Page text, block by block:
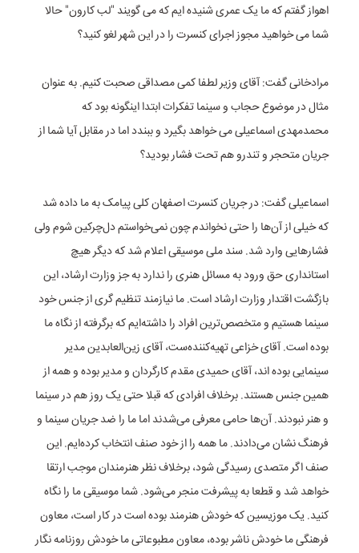
اهواز گفتم که ما یک عمری شنیده ایم که می گویند "لب کارون" حالا
شما می خواهید مجوز اجرای کنسرت را در این شهر لغو کنید؟
مرادخانی گفت: آقای وزیر لطفا کمی مصداقی صحبت کنیم. به عنوان
مثال در موضوع حجاب و سینما تفکرات ابتدا اینگونه بود که
محمدمهدی اسماعیلی می خواهد بگیرد و ببندد اما در مقابل آیا شما از
جریان متحجر و تندرو هم تحت فشار بودید؟
اسماعیلی گفت: در جریان کنسرت اصفهان کلی پیامک به ما داده شد
که خیلی از آن‌ها را حتی نخواندم چون نمی‌خواستم دل‌چرکین شوم ولی
فشارهایی وارد شد. سند ملی موسیقی اعلام شد که دیگر هیچ
استانداری حق ورود به مسائل هنری را ندارد به جز وزارت ارشاد، این
بازگشت اقتدار وزارت ارشاد است. ما نیازمند تنظیم گری از جنس خود
سینما هستیم و متخصص‌ترین افراد را داشته‌ایم که برگرفته از نگاه ما
بوده است. آقای خزاعی تهیه‌کننده‌ست، آقای زین‌العابدین مدیر
سینمایی بوده اند، آقای حمیدی مقدم کارگردان و مدیر بوده و همه از
همین جنس هستند. برخلاف افرادی که قبلا حتی یک روز هم در سینما
و هنر نبودند. آن‌ها حامی معرفی می‌شدند اما ما را ضد جریان سینما و
فرهنگ نشان می‌دادند. ما همه را از خود صنف انتخاب کرده‌ایم. این
صنف اگر متصدی رسیدگی شود، برخلاف نظر هنرمندان موجب ارتقا
خواهد شد و قطعا به پیشرفت منجر می‌شود. شما موسیقی ما را نگاه
کنید.‌ یک موزیسین که خودش هنرمند بوده است در کار است، معاون
فرهنگی ما خودش ناشر بوده، معاون مطبوعاتی ما خودش روزنامه نگار